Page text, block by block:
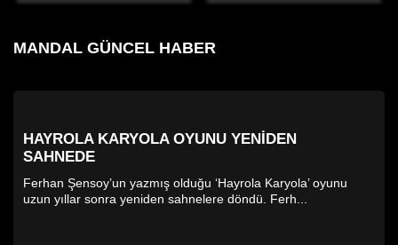
MANDAL GÜNCEL HABER
HAYROLA KARYOLA OYUNU YENIDEN
SAHNEDE
Ferhan Şensoy’un yazmış olduğu ‘Hayrola Karyola’ oyunu
uzun yıllar sonra yeniden sahnelere döndü. Ferh...